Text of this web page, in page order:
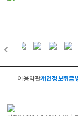
이용약관개인정보취급